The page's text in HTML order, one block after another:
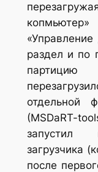
раздел и по
отдельной
(MSDaRT-
запустил
загрузчика
после